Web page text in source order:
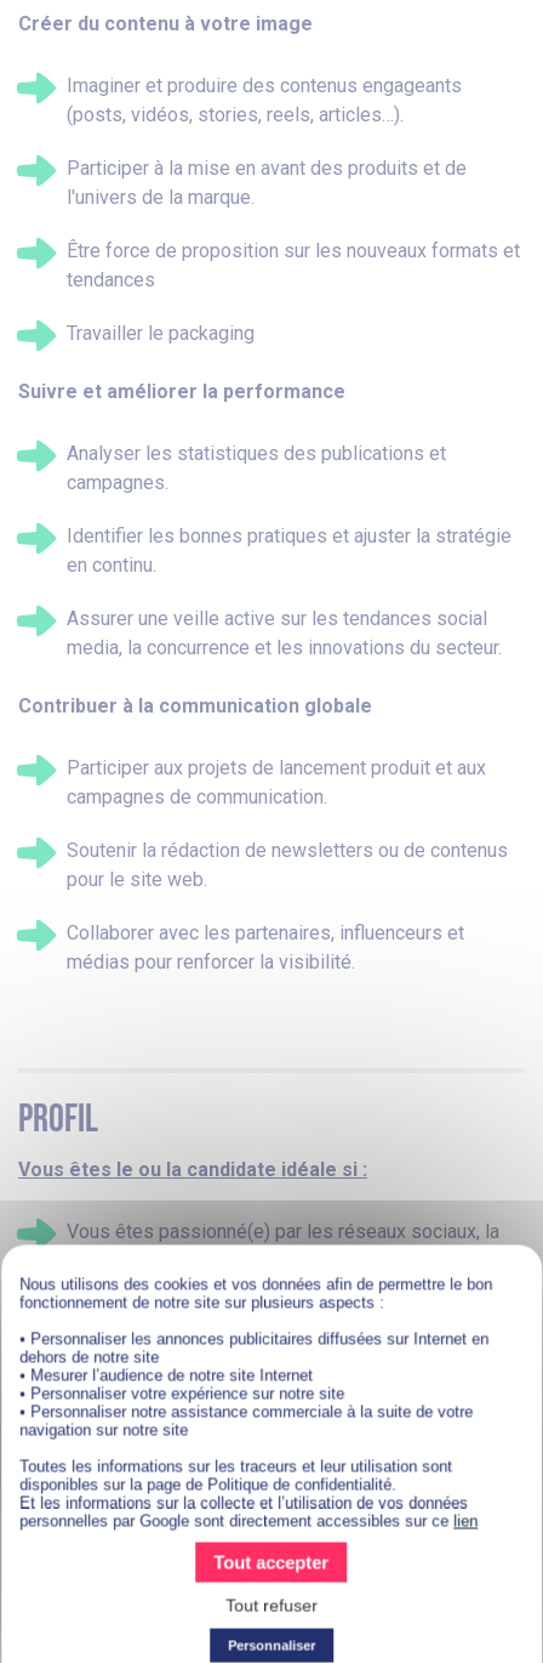
Créer du contenu à votre image
Imaginer et produire des contenus engageants
(posts, vidéos, stories, reels, articles…).
Participer à la mise en avant des produits et de
l'univers de la marque.
Être force de proposition sur les nouveaux formats et
tendances
Travailler le packaging
Suivre et améliorer la performance
Analyser les statistiques des publications et
campagnes.
Identifier les bonnes pratiques et ajuster la stratégie
en continu.
Assurer une veille active sur les tendances social
media, la concurrence et les innovations du secteur.
Contribuer à la communication globale
Participer aux projets de lancement produit et aux
campagnes de communication.
Soutenir la rédaction de newsletters ou de contenus
pour le site web.
Collaborer avec les partenaires, influenceurs et
médias pour renforcer la visibilité.
PROFIL
Vous êtes le ou la candidate idéale si :
Vous êtes passionné(e) par les réseaux sociaux, la
digitales.
Vous faites preuve de créativité, d’autonomie et de
proactivité, avec un réel sens de l’initiative.
Vous possédez d’excellentes qualités
rédactionnelles ainsi qu’une orthographe
irréprochable.
Vous êtes à l’aise avec les outils de création visuelle
tels que Canva, Photoshop, CapCut, etc.
consommation responsable et de l’éco-design (un
Nous utilisons des cookies et vos données afin de permettre le bon
fonctionnement de notre site sur plusieurs aspects :
• Personnaliser les annonces publicitaires diffusées sur Internet en
dehors de notre site
• Mesurer l’audience de notre site Internet
• Personnaliser votre expérience sur notre site
• Personnaliser notre assistance commerciale à la suite de votre
navigation sur notre site
Toutes les informations sur les traceurs et leur utilisation sont
disponibles sur la page de Politique de confidentialité.
Et les informations sur la collecte et l’utilisation de vos données
personnelles par Google sont directement accessibles sur ce lien
Tout accepter
Tout refuser
Personnaliser